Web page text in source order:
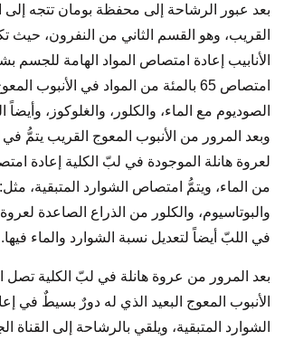
بعد عبور الرشاحة إلى محفظة بومان تتجه إلى
القريب، وهو القسم الثاني من النفرون، حيث
الأنابيب إعادة امتصاص المواد الهامة للجسم
امتصاص 65 بالمئة من المواد في الأنبوب
الصوديوم مع الماء، والكلور، والغلوكوز، وأيضاً
وبعد المرور من الأنبوب المعوج القريب يتمُّ في
لعروة هانلة الموجودة في لبّ الكلية إعادة
من الماء، ويتمُّ امتصاص الشوارد المتبقية،
والبوتاسيوم، والكلور من الذراع الصاعدة
في اللبّ أيضاً لتعديل نسبة الشوارد والماء فيها.
بعد المرور من عروة هانلة في لبّ الكلية تصل
الأنبوب المعوج البعيد الذي له دورٌ بسيطٌ في
الشوارد المتبقية، ويلقي بالرشاحة إلى القناة